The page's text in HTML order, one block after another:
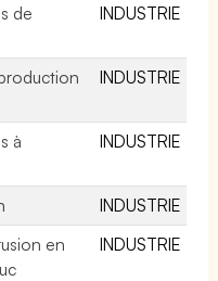
de
INDUSTRIE
INDUSTRIE
à
INDUSTRIE
INDUSTRIE
en
INDUSTRIE